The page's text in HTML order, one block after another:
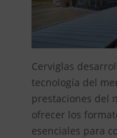
Cerviglas
tecnología del
prestaciones del
ofrecer los
esenciales para